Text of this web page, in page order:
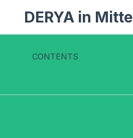
DERYA in Mitte
CONTENTS